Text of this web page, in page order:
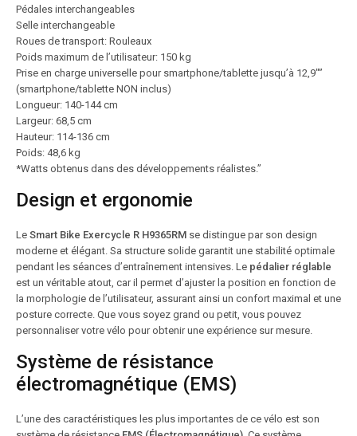
Pédales interchangeables
Selle interchangeable
Roues de transport: Rouleaux
Poids maximum de l’utilisateur: 150 kg
Prise en charge universelle pour smartphone/tablette jusqu’à 12,9″”
(smartphone/tablette NON inclus)
Longueur: 140-144 cm
Largeur: 68,5 cm
Hauteur: 114-136 cm
Poids: 48,6 kg
*Watts obtenus dans des développements réalistes.”
Design et ergonomie
Le Smart Bike Exercycle R H9365RM se distingue par son design
moderne et élégant. Sa structure solide garantit une stabilité optimale
pendant les séances d’entraînement intensives. Le pédalier réglable
est un véritable atout, car il permet d’ajuster la position en fonction de
la morphologie de l’utilisateur, assurant ainsi un confort maximal et une
posture correcte. Que vous soyez grand ou petit, vous pouvez
personnaliser votre vélo pour obtenir une expérience sur mesure.
Système de résistance
électromagnétique (EMS)
L’une des caractéristiques les plus importantes de ce vélo est son